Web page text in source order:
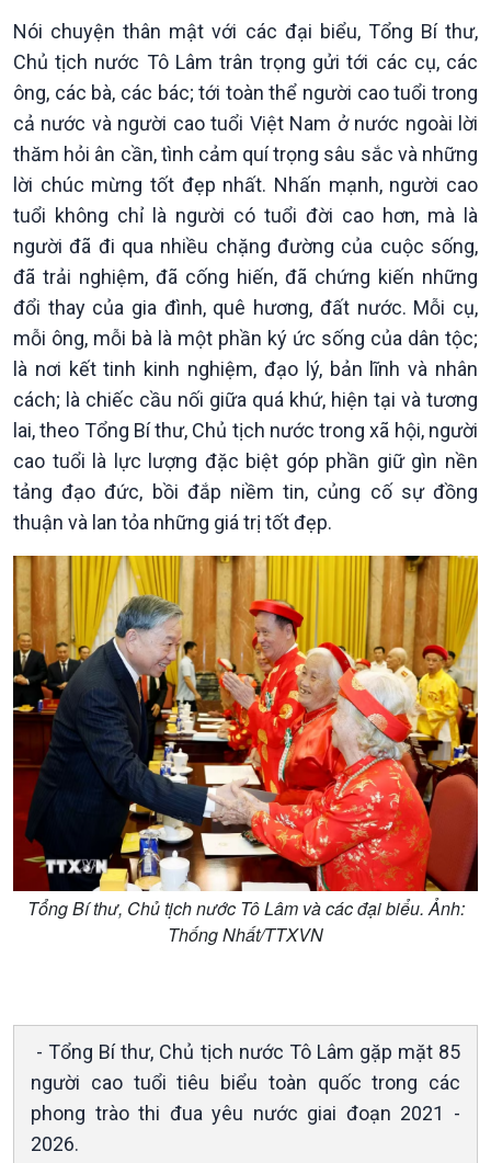
Chính trị
Tin Chính trị
Chính phủ với người dân
Quốc hội với cử tri
Xây dựng đảng
Đảng trong cuộc sống
Nhận diện sự thật
Pháp luật và đời sống
Thế giới
Tin thế giới
Vấn đề quốc tế
Hồ sơ sự kiện quốc tế
Thế giới & Việt Nam
Biên cương - Một dải vững
Kinh tế
Tin Kinh tế
Trước giờ mở cửa
Dòng chảy Kinh tế
Sức sống hàng Việt
Khởi nghiệp
Tuyên chiến với gian lận
Nông nghiệp & Biển đảo
Tin Nông nghiệp & Biển
đảo
Mùa vàng
Biển đảo Việt Nam
Tâm tình biên giới và hải
đảo
Tìm hiểu biển, đảo Việt
Nói chuyện thân mật với các đại biểu, Tổng Bí thư,
Chủ tịch nước Tô Lâm trân trọng gửi tới các cụ, các
ông, các bà, các bác; tới toàn thể người cao tuổi trong
cả nước và người cao tuổi Việt Nam ở nước ngoài lời
thăm hỏi ân cần, tình cảm quí trọng sâu sắc và những
lời chúc mừng tốt đẹp nhất. Nhấn mạnh, người cao
tuổi không chỉ là người có tuổi đời cao hơn, mà là
người đã đi qua nhiều chặng đường của cuộc sống,
đã trải nghiệm, đã cống hiến, đã chứng kiến những
đổi thay của gia đình, quê hương, đất nước. Mỗi cụ,
mỗi ông, mỗi bà là một phần ký ức sống của dân tộc;
là nơi kết tinh kinh nghiệm, đạo lý, bản lĩnh và nhân
cách; là chiếc cầu nối giữa quá khứ, hiện tại và tương
lai, theo Tổng Bí thư, Chủ tịch nước trong xã hội, người
cao tuổi là lực lượng đặc biệt góp phần giữ gìn nền
tảng đạo đức, bồi đắp niềm tin, củng cố sự đồng
thuận và lan tỏa những giá trị tốt đẹp.
Tổng Bí thư, Chủ tịch nước Tô Lâm và các đại biểu. Ảnh:
Thống Nhất/TTXVN
- Tổng Bí thư, Chủ tịch nước Tô Lâm gặp mặt 85
người cao tuổi tiêu biểu toàn quốc trong các
phong trào thi đua yêu nước giai đoạn 2021 -
2026.